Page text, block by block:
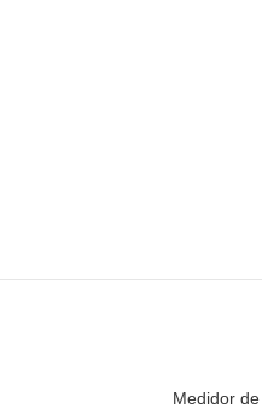
Medidor